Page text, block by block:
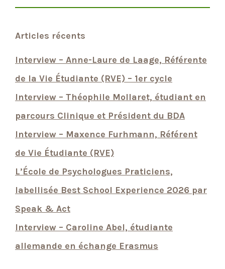
Articles récents
Interview – Anne-Laure de Laage, Référente
de la Vie Étudiante (RVE) – 1er cycle
Interview – Théophile Mollaret, étudiant en
parcours Clinique et Président du BDA
Interview – Maxence Furhmann, Référent
de Vie Étudiante (RVE)
L’École de Psychologues Praticiens,
labellisée Best School Experience 2026 par
Speak & Act
Interview – Caroline Abel, étudiante
allemande en échange Erasmus